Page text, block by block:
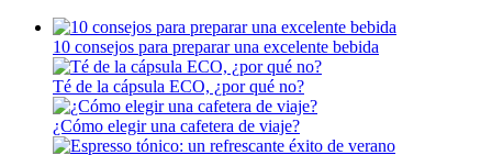
10 consejos para preparar una excelente bebida
Té de la cápsula ECO, ¿por qué no?
¿Cómo elegir una cafetera de viaje?